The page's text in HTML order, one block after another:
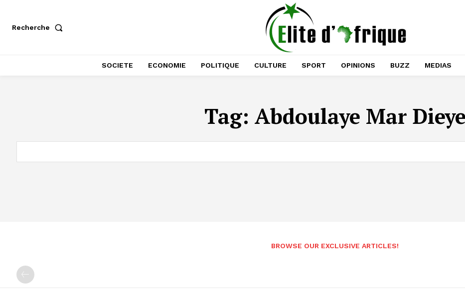
Recherche
SOCIETE ECONOMIE POLITIQUE CULTURE SPORT OPINIONS BUZZ MEDIAS
Tag: Abdoulaye Mar Dieye
BROWSE OUR EXCLUSIVE ARTICLES!